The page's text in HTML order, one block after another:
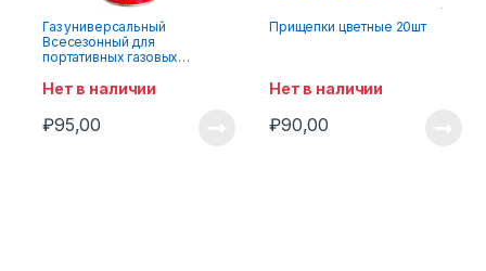
Газ универсальный
Всесезонный для
портативных газовых
Нет в наличии
₽95,00
Прищепки цветные 20шт
Нет в наличии
₽90,00